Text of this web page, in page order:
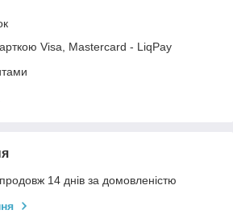
Visa, Mastercard - LiqPay
14 днів за домовленістю